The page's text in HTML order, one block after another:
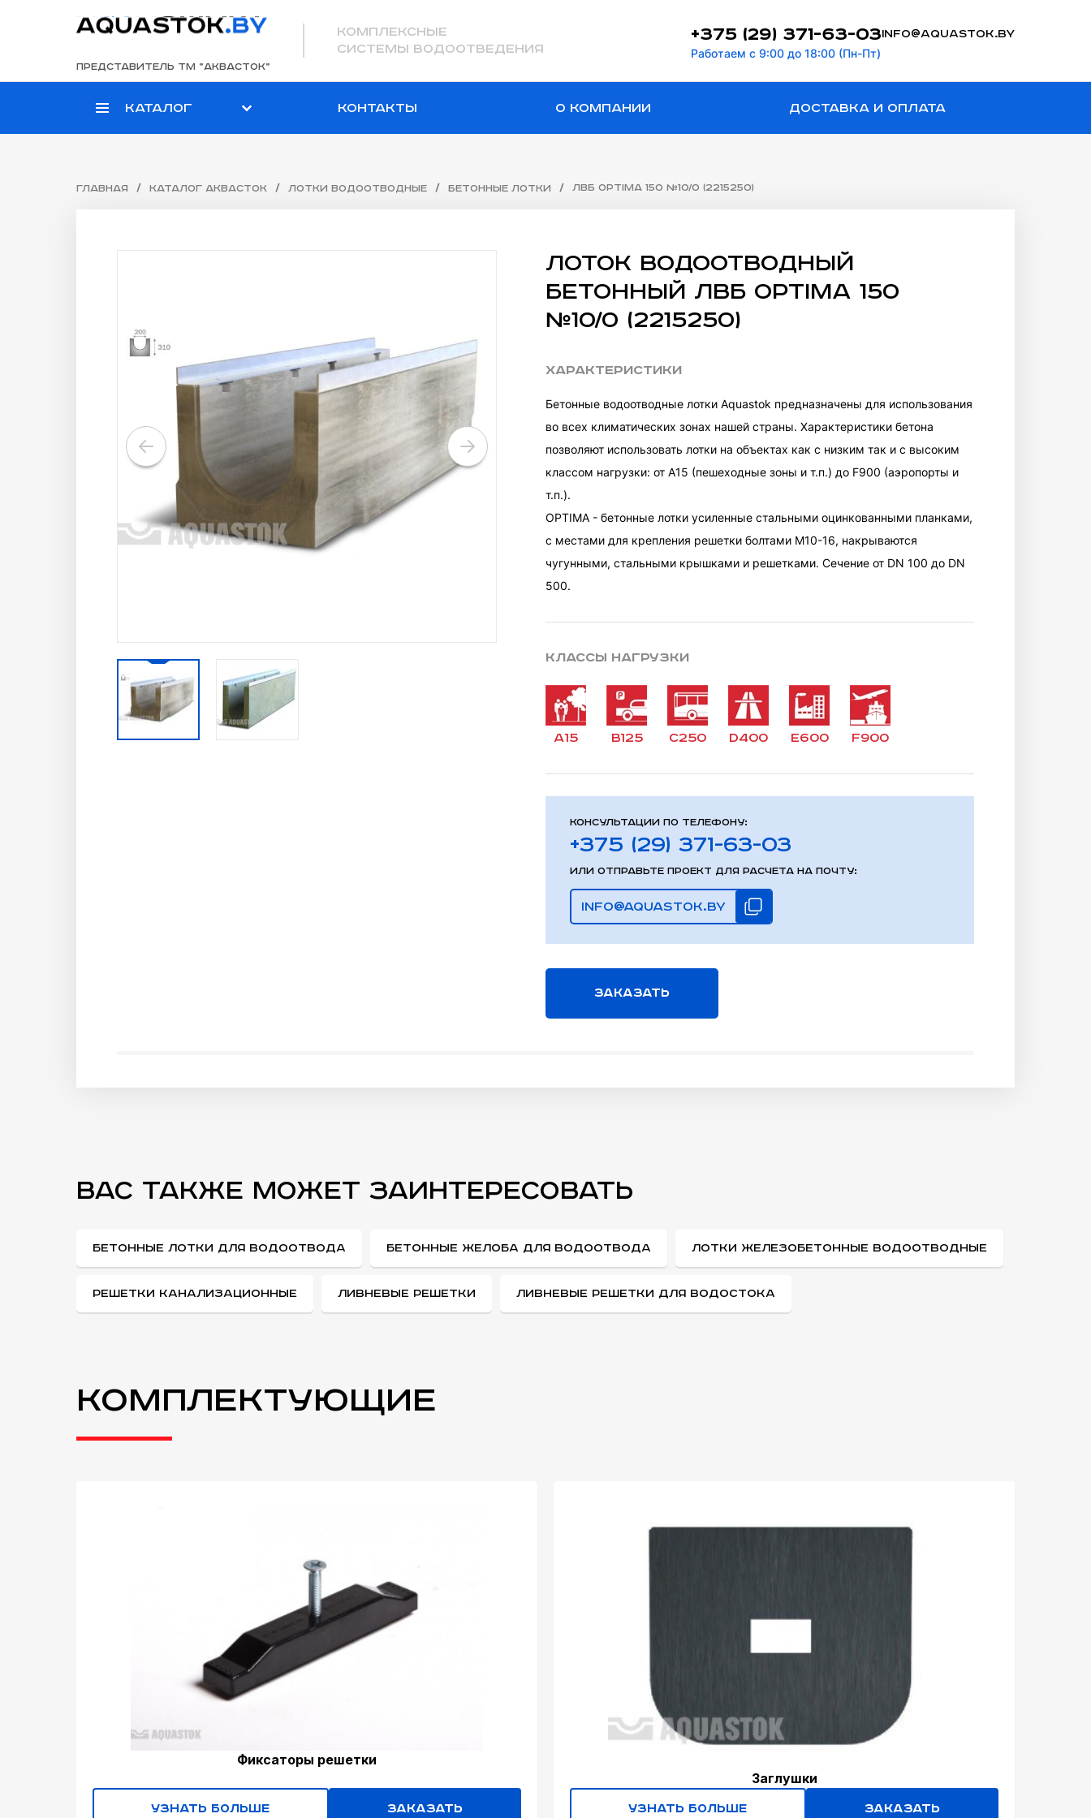
представитель ТМ ”аквасток”
комплексные
системы водоотведения
+375 (29) 371-63-03
Работаем с 9:00 до 18:00 (Пн-Пт)
info@aquastok.by
Каталог Контакты О компании Доставка и оплата
Главная / Каталог Аквасток / Лотки водоотводные / Бетонные лотки / ЛВБ Optima 150 №10/0 (2215250)
Лоток водоотводный
бетонный ЛВБ Optima 150
№10/0 (2215250)
Характеристики
Бетонные водоотводные лотки Aquastok предназначены для использования
во всех климатических зонах нашей страны. Характеристики бетона
позволяют использовать лотки на объектах как с низким так и с высоким
классом нагрузки: от A15 (пешеходные зоны и т.п.) до F900 (аэропорты и
т.п.).
OPTIMA - бетонные лотки усиленные стальными оцинкованными планками,
с местами для крепления решетки болтами М10-16, накрываются
чугунными, стальными крышками и решетками. Сечение от DN 100 до DN
500.
Классы нагрузки
a15 b125 c250 d400 e600 f900
Консультации по телефону:
+375 (29) 371-63-03
или отправьте проект для расчета на почту:
info@aquastok.by
Заказать
ВАС ТАКЖЕ МОЖЕТ ЗАИНТЕРЕСОВАТЬ
БЕТОННЫЕ ЛОТКИ ДЛЯ ВОДООТВОДА БЕТОННЫЕ ЖЕЛОБА ДЛЯ ВОДООТВОДА ЛОТКИ ЖЕЛЕЗОБЕТОННЫЕ ВОДООТВОДНЫЕ
РЕШЕТКИ КАНАЛИЗАЦИОННЫЕ ЛИВНЕВЫЕ РЕШЕТКИ ЛИВНЕВЫЕ РЕШЕТКИ ДЛЯ ВОДОСТОКА
Комплектующие
Фиксаторы решетки
Узнать больше Заказать
Заглушки
Узнать больше Заказать